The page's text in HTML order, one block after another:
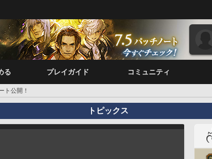
る プレイガイド コミュニティ
ト公開！
トピックス